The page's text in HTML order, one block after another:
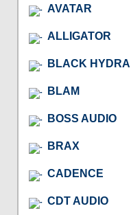
AVATAR
ALLIGATOR
BLACK HYDRA
BLAM
BOSS AUDIO
BRAX
CADENCE
CDT AUDIO